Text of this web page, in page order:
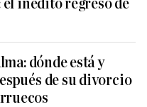
inédito regreso de
dónde está y
de su divorcio